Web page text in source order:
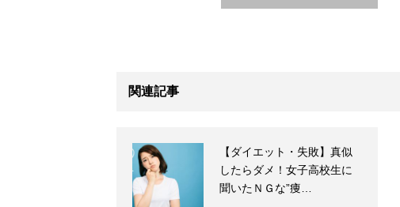
関連記事
【ダイエット・失敗】真似
したらダメ！女子高校生に
聞いたＮＧな”痩…